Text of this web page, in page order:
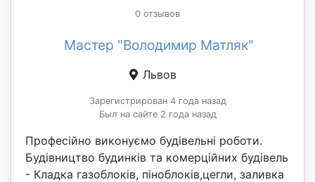
0 отзывов
Мастер "Володимир Матляк"
Львов
Зарегистрирован 4 года назад
Был на сайте 2 года назад
Професійно виконуємо будівельні роботи.
Будівництво будинків та комерційних будівель
- Кладка газоблоків, піноблоків,цегли, заливка